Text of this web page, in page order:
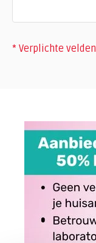
* Verplichte velden